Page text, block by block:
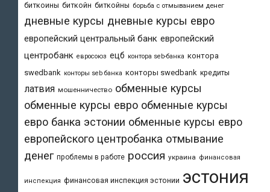
биткоины биткойн биткойны борьба с отмыванием денег
дневные курсы дневные курсы евро
европейский центральный банк европейский
центробанк евросоюз ецб контора seb-банка контора
swedbank конторы seb банка конторы swedbank кредиты
латвия мошенничество обменные курсы
обменные курсы евро обменные курсы
евро банка эстонии обменные курсы евро
европейского центробанка отмывание
денег проблемы в работе россия украина финансовая
инспекция финансовая инспекция эстонии эстония